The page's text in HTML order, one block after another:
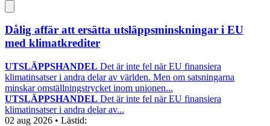
Dålig affär att ersätta utsläppsminskningar i EU
med klimatkrediter
UTSLÄPPSHANDEL Det är inte fel när EU finansiera
klimatinsatser i andra delar av världen. Men om satsningarna
minskar omställningstrycket inom unionen...
UTSLÄPPSHANDEL Det är inte fel när EU finansiera
klimatinsatser i andra delar av...
02 aug 2026 • Lästid: